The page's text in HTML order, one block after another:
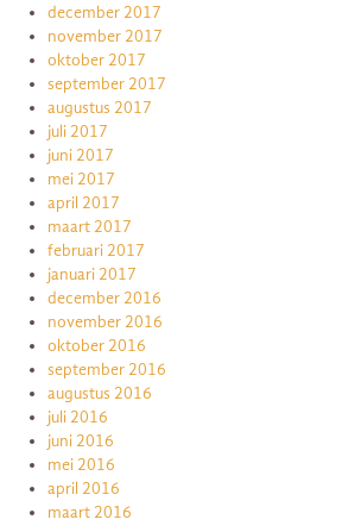
december 2017
november 2017
oktober 2017
september 2017
augustus 2017
juli 2017
juni 2017
mei 2017
april 2017
maart 2017
februari 2017
januari 2017
december 2016
november 2016
oktober 2016
september 2016
augustus 2016
juli 2016
juni 2016
mei 2016
april 2016
maart 2016